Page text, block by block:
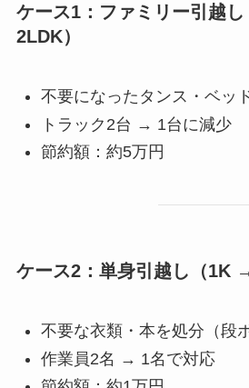
ケース1：ファミリー引越
2LDK）
不要になったタンス・ベッ
トラック2台 → 1台に減少
節約額：約5万円
ケース2：単身引越し（1K
不要な衣類・本を処分（段
作業員2名 → 1名で対応